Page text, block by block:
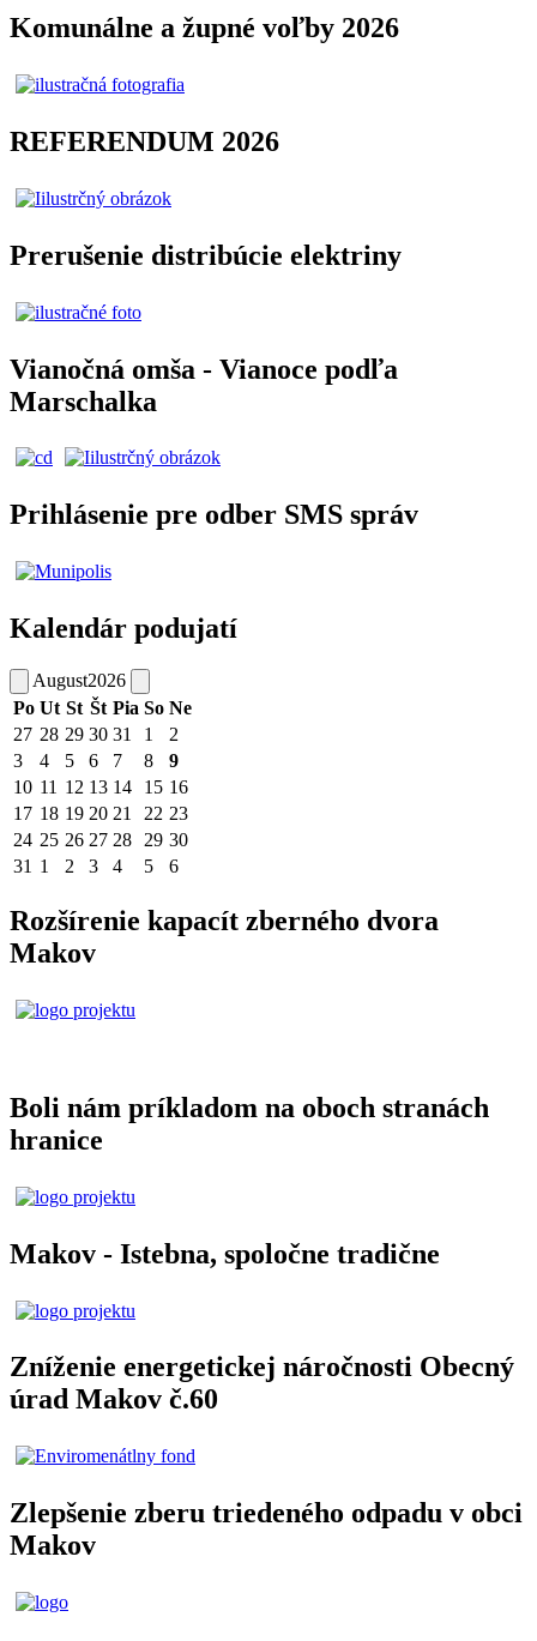
Komunálne a župné voľby 2026
REFERENDUM 2026
Prerušenie distribúcie elektriny
Vianočná omša - Vianoce podľa
Marschalka
Prihlásenie pre odber SMS správ
Kalendár podujatí
August2026
Po Ut St Št Pia So Ne
27 28 29 30 31 1
2
3
4 5 6 7 8
9
10 11 12 13 14 15 16
17 18 19 20 21 22 23
24 25 26 27 28 29 30
31 1 2 3 4 5 6
Rozšírenie kapacít zberného dvora
Makov
Boli nám príkladom na oboch stranách
hranice
Makov - Istebna, spoločne tradične
Zníženie energetickej náročnosti Obecný
úrad Makov č.60
Zlepšenie zberu triedeného odpadu v obci
Makov